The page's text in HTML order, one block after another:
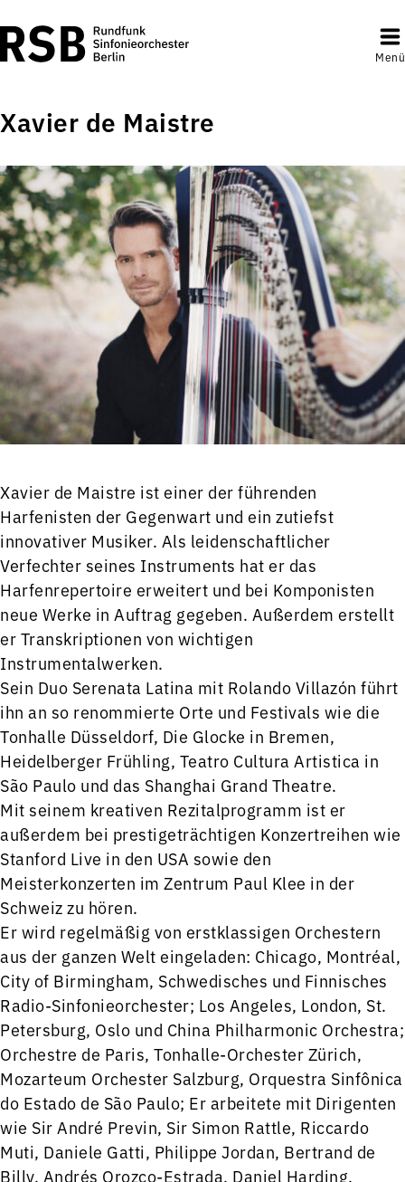
Menü
Xavier de Maistre
Xavier de Maistre ist einer der führenden
Harfenisten der Gegenwart und ein zutiefst
innovativer Musiker. Als leidenschaftlicher
Verfechter seines Instruments hat er das
Harfenrepertoire erweitert und bei Komponisten
neue Werke in Auftrag gegeben. Außerdem erstellt
er Transkriptionen von wichtigen
Instrumentalwerken.
Sein Duo Serenata Latina mit Rolando Villazón führt
ihn an so renommierte Orte und Festivals wie die
Tonhalle Düsseldorf, Die Glocke in Bremen,
Heidelberger Frühling, Teatro Cultura Artistica in
São Paulo und das Shanghai Grand Theatre.
Mit seinem kreativen Rezitalprogramm ist er
außerdem bei prestigeträchtigen Konzertreihen wie
Stanford Live in den USA sowie den
Meisterkonzerten im Zentrum Paul Klee in der
Schweiz zu hören.
Er wird regelmäßig von erstklassigen Orchestern
aus der ganzen Welt eingeladen: Chicago, Montréal,
City of Birmingham, Schwedisches und Finnisches
Radio-Sinfonieorchester; Los Angeles, London, St.
Petersburg, Oslo und China Philharmonic Orchestra;
Orchestre de Paris, Tonhalle-Orchester Zürich,
Mozarteum Orchester Salzburg, Orquestra Sinfônica
do Estado de São Paulo; Er arbeitete mit Dirigenten
wie Sir André Previn, Sir Simon Rattle, Riccardo
Muti, Daniele Gatti, Philippe Jordan, Bertrand de
Billy, Andrés Orozco-Estrada, Daniel Harding,